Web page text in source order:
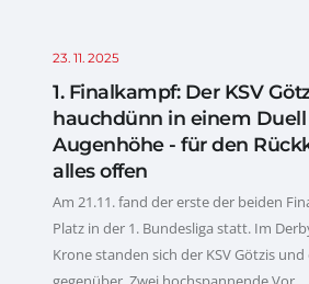
23. 11. 2025
1. Finalkampf: Der KSV
hauchdünn in einem Duell
Augenhöhe - für den
alles offen
Am 21.11. fand der erste der beiden
Platz in der 1. Bundesliga statt. Im
Krone standen sich der KSV Götzis und